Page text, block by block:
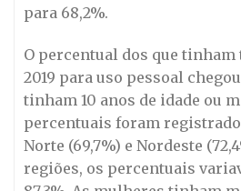
para 68,2%.
O percentual dos que
2019 para uso pessoal
tinham 10 anos de idade ou
percentuais foram
Norte (69,7%) e Nordeste
regiões, os percentuais